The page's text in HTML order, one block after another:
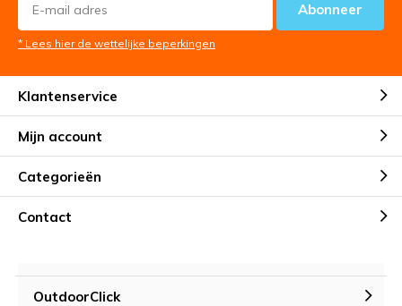
Abonneer
* Lees hier de wettelijke beperkingen
Klantenservice
Mijn account
Categorieën
Contact
OutdoorClick